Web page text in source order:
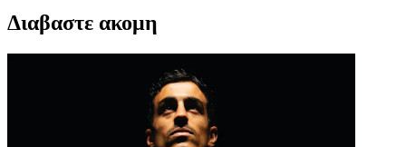
Διαβαστε ακομη